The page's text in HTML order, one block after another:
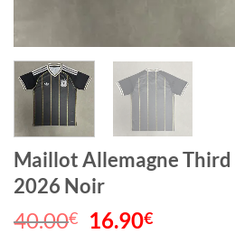
Maillot Allemagne Third
2026 Noir
40.00€
Le
16.90€